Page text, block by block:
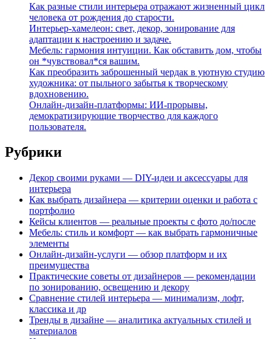
Как разные стили интерьера отражают жизненный цикл
человека от рождения до старости.
Интерьер-хамелеон: свет, декор, зонирование для
адаптации к настроению и задаче.
Мебель: гармония интуиции. Как обставить дом, чтобы
он *чувствовал*ся вашим.
Как преобразить заброшенный чердак в уютную студию
художника: от пыльного забытья к творческому
вдохновению.
Онлайн-дизайн-платформы: ИИ-прорывы,
демократизирующие творчество для каждого
пользователя.
Рубрики
Декор своими руками — DIY-идеи и аксессуары для
интерьера
Как выбрать дизайнера — критерии оценки и работа с
портфолио
Кейсы клиентов — реальные проекты с фото до/после
Мебель: стиль и комфорт — как выбрать гармоничные
элементы
Онлайн-дизайн-услуги — обзор платформ и их
преимущества
Практические советы от дизайнеров — рекомендации
по зонированию, освещению и декору
Сравнение стилей интерьера — минимализм, лофт,
классика и др
Тренды в дизайне — аналитика актуальных стилей и
материалов